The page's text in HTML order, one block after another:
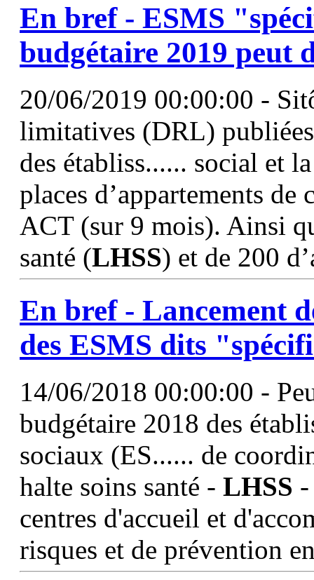
En bref - ESMS
budgétaire 2019 peut
20/06/2019 00:00:00 -
limitatives (DRL)
des établiss...... social et
places d’appartements
ACT (sur 9 mois). Ainsi
santé (LHSS) et de 200
En bref - Lancement
des ESMS dits
14/06/2018 00:00:00 -
budgétaire 2018 des
sociaux (ES...... de
halte soins santé - LHSS
centres d'accueil et
risques et de prévention